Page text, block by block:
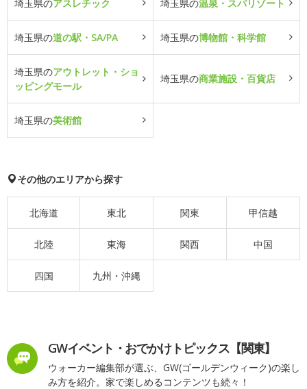
埼玉県のアスレチック 埼玉県の温泉・スパリゾート
埼玉県の道の駅・SA/PA 埼玉県の博物館・科学館
埼玉県のアウトレット・ショ
ッピングモール
埼玉県の商業施設・百貨店
埼玉県の美術館
その他のエリアから探す
北海道 東北 関東 甲信越
北陸 東海 関西 中国
四国 九州・沖縄
GWイベント・おでかけトピックス【関東】
ウォーカー編集部が選ぶ、GW(ゴールデンウィーク)の楽し
み方を紹介。家で楽しめるコンテンツも続々！